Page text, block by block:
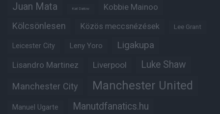
Juan Mata Karl Darlow Kobbie Mainoo
Kölcsönlesen Közös meccsnézések Lee Grant
Leicester City Leny Yoro Ligakupa
Lisandro Martinez Liverpool Luke Shaw
Manchester City Manchester United
Manuel Ugarte Manutdfanatics.hu